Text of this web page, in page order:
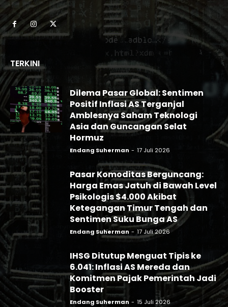
TERKINI
Dilema Pasar Global: Sentimen
Positif Inflasi AS Terganjal
Amblesnya Saham Teknologi
Asia dan Guncangan Selat
Hormuz
Endang Suherman - 17 Juli 2026
Pasar Komoditas Berguncang:
Harga Emas Jatuh di Bawah Level
Psikologis $4.000 Akibat
Ketegangan Timur Tengah dan
Sentimen Suku Bunga AS
Endang Suherman - 17 Juli 2026
IHSG Ditutup Menguat Tipis ke
6.041: Inflasi AS Mereda dan
Komitmen Pajak Pemerintah Jadi
Booster
Endang Suherman - 15 Juli 2026